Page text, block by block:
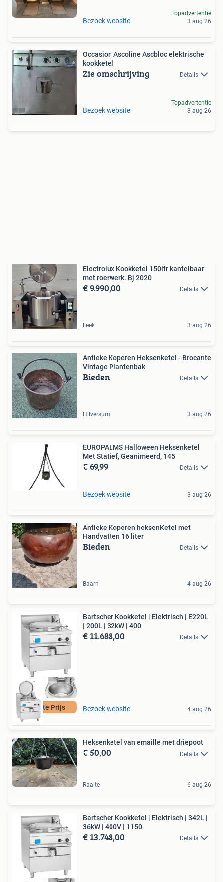
Bezoek website
Topadvertentie
3 aug 26
Occasion Ascoline Ascbloc elektrische
kookketel
Zie omschrijving Details
Bezoek website
Topadvertentie
3 aug 26
Electrolux Kookketel 150ltr kantelbaar
met roerwerk. Bj 2020
€ 9.990,00 Details
Leek 3 aug 26
Antieke Koperen Heksenketel - Brocante
Vintage Plantenbak
Bieden Details
Hilversum 3 aug 26
EUROPALMS Halloween Heksenketel
Met Statief, Geanimeerd, 145
€ 69,99 Details
Bezoek website 3 aug 26
Antieke Koperen heksenKetel met
Handvatten 16 liter
Bieden Details
Baarn 4 aug 26
Laagste Prijs
Bartscher Kookketel | Elektrisch | E220L
| 200L | 32kW | 400
€ 11.688,00 Details
Bezoek website 4 aug 26
Heksenketel van emaille met driepoot
€ 50,00 Details
Raalte 6 aug 26
Bartscher Kookketel | Elektrisch | 342L |
36kW | 400V | 1150
€ 13.748,00 Details